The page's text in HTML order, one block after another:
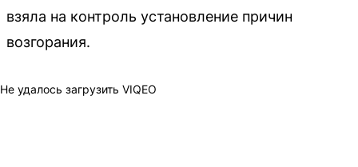
взяла на контроль установление причин
возгорания.
Не удалось загрузить VIQEO